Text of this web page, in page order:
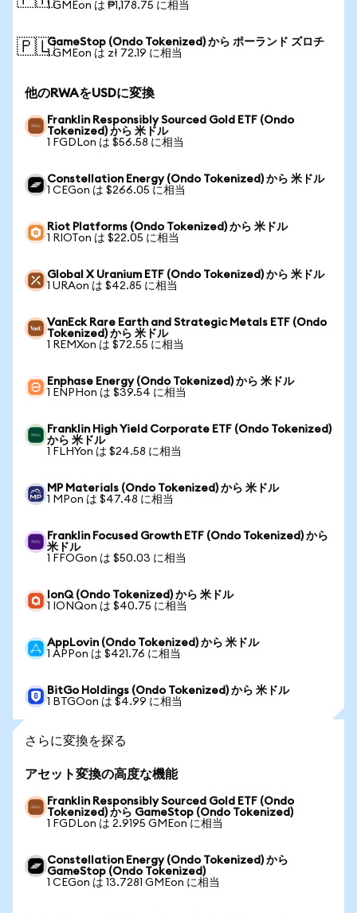
1 GMEon は ₱1,178.75 に相当
🇵🇱GameStop (Ondo Tokenized) から ポーランド ズロチ
1 GMEon は zł 72.19 に相当
他のRWAをUSDに変換
Franklin Responsibly Sourced Gold ETF (Ondo
Tokenized) から 米ドル
1 FGDLon は $56.58 に相当
Constellation Energy (Ondo Tokenized) から 米ドル
1 CEGon は $266.05 に相当
Riot Platforms (Ondo Tokenized) から 米ドル
1 RIOTon は $22.05 に相当
Global X Uranium ETF (Ondo Tokenized) から 米ドル
1 URAon は $42.85 に相当
VanEck Rare Earth and Strategic Metals ETF (Ondo
Tokenized) から 米ドル
1 REMXon は $72.55 に相当
Enphase Energy (Ondo Tokenized) から 米ドル
1 ENPHon は $39.54 に相当
Franklin High Yield Corporate ETF (Ondo Tokenized)
から 米ドル
1 FLHYon は $24.58 に相当
MP Materials (Ondo Tokenized) から 米ドル
1 MPon は $47.48 に相当
Franklin Focused Growth ETF (Ondo Tokenized) から
米ドル
1 FFOGon は $50.03 に相当
IonQ (Ondo Tokenized) から 米ドル
1 IONQon は $40.75 に相当
AppLovin (Ondo Tokenized) から 米ドル
1 APPon は $421.76 に相当
BitGo Holdings (Ondo Tokenized) から 米ドル
1 BTGOon は $4.99 に相当
さらに変換を探る
アセット変換の高度な機能
Franklin Responsibly Sourced Gold ETF (Ondo
Tokenized) から GameStop (Ondo Tokenized)
1 FGDLon は 2.9195 GMEon に相当
Constellation Energy (Ondo Tokenized) から
GameStop (Ondo Tokenized)
1 CEGon は 13.7281 GMEon に相当